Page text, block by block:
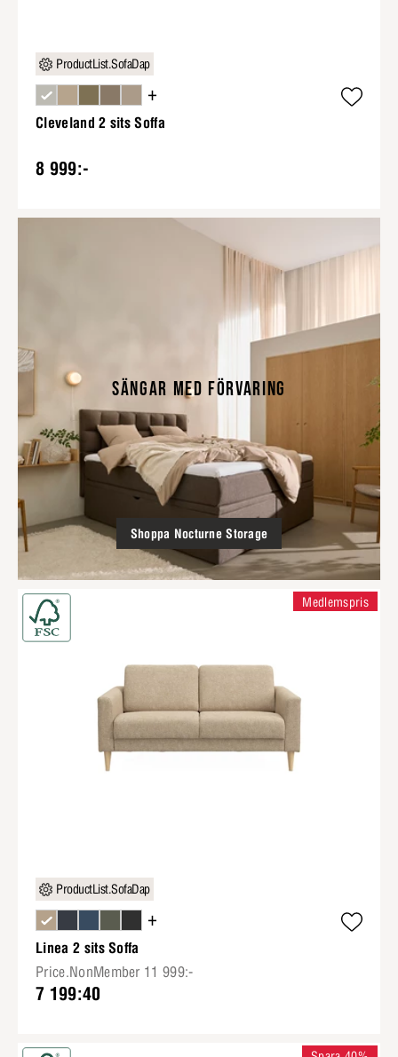
ProductList.SofaDap
+
Cleveland 2 sits Soffa
8 999:-
SÄNGAR MED FÖRVARING
Shoppa Nocturne Storage
ProductList.SofaDap
+
Linea 2 sits Soffa
Price.NonMember 11 999:-
7 199:40
Medlemspris